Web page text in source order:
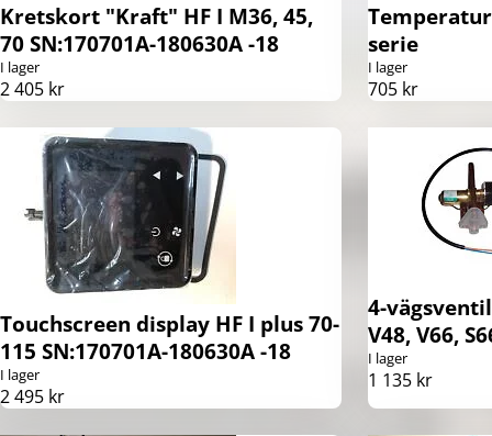
Kretskort "Kraft" HF I M36, 45,
70 SN:170701A-180630A -18
I lager
2 405 kr
serie
I lager
705 kr
Touchscreen display HF I plus 70-
115 SN:170701A-180630A -18
I lager
2 495 kr
4-
V48, V66,
I lager
1 135 kr